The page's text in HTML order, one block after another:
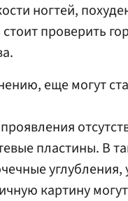
ногтей,
проверить
еще могут
пластины. В
картину